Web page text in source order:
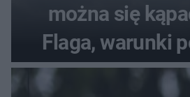
można się
Flaga, warunki